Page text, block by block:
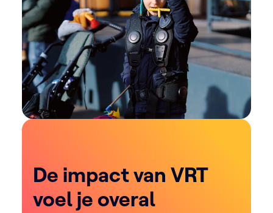
De impact van VRT
voel je overal